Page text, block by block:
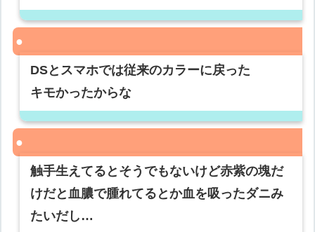
DSとスマホでは従来のカラーに戻った
キモかったからな
触手生えてるとそうでもないけど赤紫の塊だ
けだと血膿で腫れてるとか血を吸ったダニみ
たいだし…